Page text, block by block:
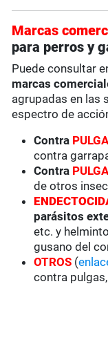
Marcas
para perros y
Puede consultar
marcas
agrupadas en las
espectro de
Contra
contra
Contra
de otros
parásitos
etc. y
gusano del
OTROS (
contra